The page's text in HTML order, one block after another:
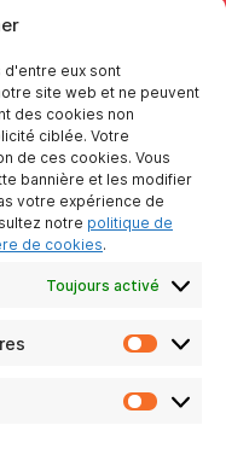
d'entre eux sont
site web et ne peuvent
des cookies non
ciblée. Votre
de ces cookies. Vous
bannière et les modifier
votre expérience de
notre politique de
de cookies.
Toujours activé
et
personnelles
Sociétale